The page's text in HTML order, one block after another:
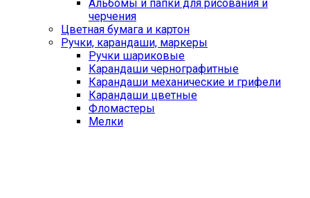
Альбомы и папки для рисования и
черчения
Цветная бумага и картон
Ручки, карандаши, маркеры
Ручки шариковые
Карандаши чернографитные
Карандаши механические и грифели
Карандаши цветные
Фломастеры
Мелки